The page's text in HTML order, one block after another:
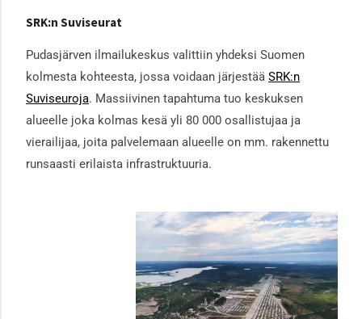
SRK:n Suviseurat
Pudasjärven ilmailukeskus valittiin yhdeksi Suomen
kolmesta kohteesta, jossa voidaan järjestää SRK:n
Suviseuroja. Massiivinen tapahtuma tuo keskuksen
alueelle joka kolmas kesä yli 80 000 osallistujaa ja
vierailijaa, joita palvelemaan alueelle on mm. rakennettu
runsaasti erilaista infrastruktuuria.